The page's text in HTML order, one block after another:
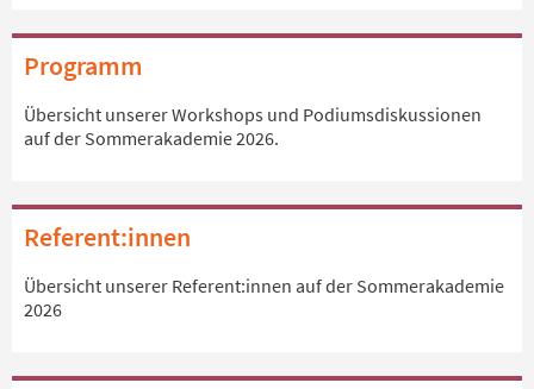
Programm
Übersicht unserer Workshops und Podiumsdiskussionen
auf der Sommerakademie 2026.
Referent:innen
Übersicht unserer Referent:innen auf der Sommerakademie
2026